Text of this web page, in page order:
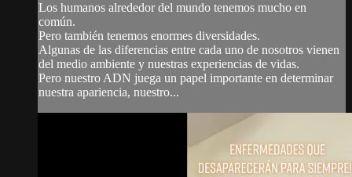
Los humanos alrededor del mundo tenemos mucho en
común.
Pero también tenemos enormes diversidades.
Algunas de las diferencias entre cada uno de nosotros vienen
del medio ambiente y nuestras experiencias de vidas.
Pero nuestro ADN juega un papel importante en determinar
nuestra apariencia, nuestro...